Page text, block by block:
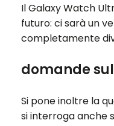
Il Galaxy Watch
futuro: ci sarà un
completamente
domande
Si pone inoltre la
si interroga anche